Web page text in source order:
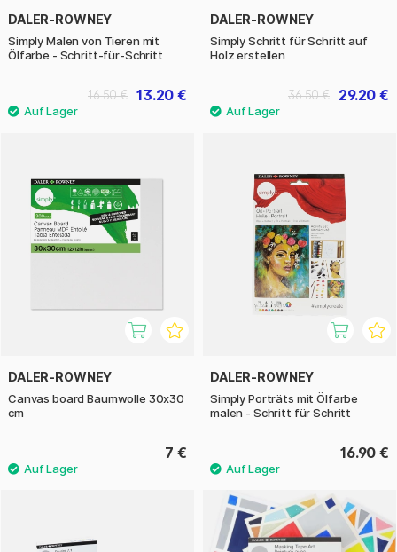
DALER-ROWNEY
Simply Malen von Tieren mit
Ölfarbe - Schritt-für-Schritt
13.20 €
16.50 €
DALER-ROWNEY
Simply Schritt für Schritt auf
Holz erstellen
29.20 €
36.50 €
DALER-ROWNEY
Canvas board Baumwolle 30x30
cm
7 €
DALER-ROWNEY
Simply Porträts mit Ölfarbe
malen - Schritt für Schritt
16.90 €